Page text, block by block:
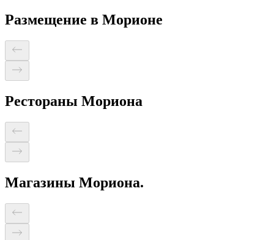
Размещение в Морионе
Рестораны Мориона
Магазины Мориона.